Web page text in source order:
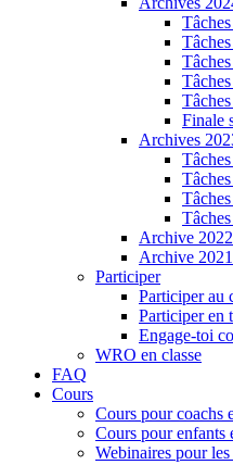
Finale
Archives
Archive 2022
Archive 2021
Participer
Participer au
Participer en
Engage-toi
WRO en classe
FAQ
Cours
Cours pour coachs
Cours pour enfants
Webinaires pour